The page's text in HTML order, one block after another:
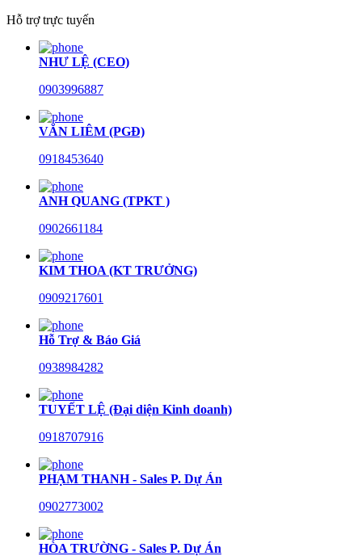
Hỗ trợ trực tuyến
NHƯ LỆ (CEO)
0903996887
VĂN LIÊM (PGĐ)
0918453640
ANH QUANG (TPKT )
0902661184
KIM THOA (KT TRƯỞNG)
0909217601
Hỗ Trợ & Báo Giá
0938984282
TUYẾT LỆ (Đại diện Kinh doanh)
0918707916
PHẠM THANH - Sales P. Dự Án
0902773002
HÒA TRƯỜNG - Sales P. Dự Án